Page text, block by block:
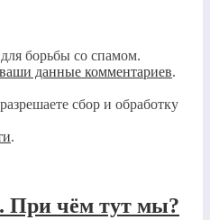
борьбы со спамом.
данные комментариев.
сбор и обработку
.
При чём тут мы?